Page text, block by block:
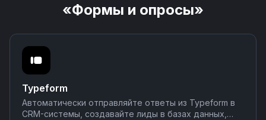
«Формы и опросы»
Typeform
Автоматически отправляйте ответы из Typeform в
CRM-системы, создавайте лиды в базах данных,